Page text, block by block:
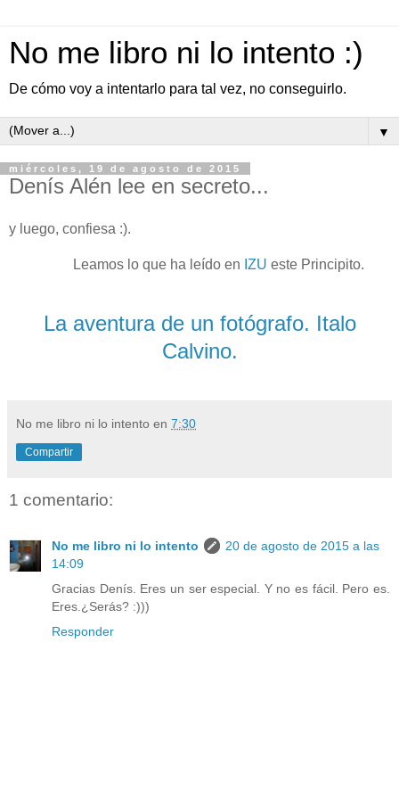
No me libro ni lo intento :)
De cómo voy a intentarlo para tal vez, no conseguirlo.
▼
miércoles, 19 de agosto de 2015
Denís Alén lee en secreto...
y luego, confiesa :).
Leamos lo que ha leído en IZU este Principito.
La aventura de un fotógrafo. Italo
Calvino.
No me libro ni lo intento en 7:30
Compartir
1 comentario:
No me libro ni lo intento
20 de agosto de 2015 a las
14:09
Gracias Denís. Eres un ser especial. Y no es fácil. Pero es.
Eres.¿Serás? :)))
Responder